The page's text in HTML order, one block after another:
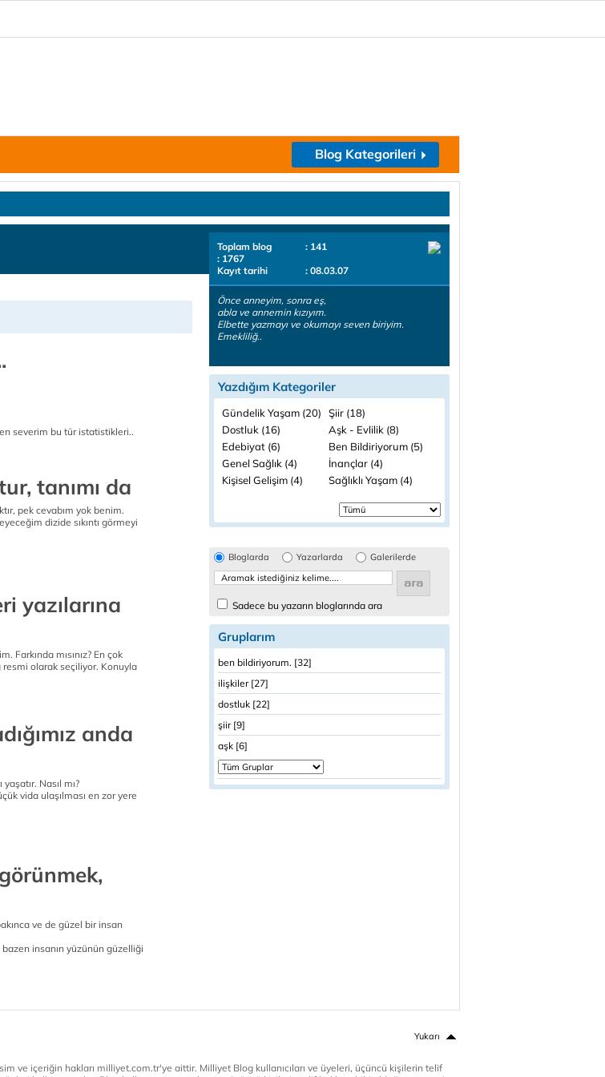
Blog Kategorileri
severim bu tür istatistikleri..
tanımı da
pek cevabım yok benim.
dizide sıkıntı görmeyi
yazılarına
Farkında mısınız? En çok
resmi olarak seçiliyor. Konuyla
anda
Nasıl mı?
vida ulaşılması en zor yere
ve de güzel bir insan
insanın yüzünün güzelliği
Toplam blog
: 141
: 1767
Kayıt tarihi
: 08.03.07
Önce anneyim, sonra eş,
abla ve annemin kızıyım.
Elbette yazmayı ve okumayı seven biriyim.
Emekliliğ..
Yazdığım Kategoriler
Gündelik Yaşam (20)
Şiir (18)
Dostluk (16)
Aşk - Evlilik (8)
Edebiyat (6)
Ben Bildiriyorum (5)
Genel Sağlık (4)
İnançlar (4)
Kişisel Gelişim (4)
Sağlıklı Yaşam (4)
Bloglarda Yazarlarda Galerilerde
Sadece bu yazarın bloglarında ara
Gruplarım
ben bildiriyorum. [32]
ilişkiler [27]
dostluk [22]
şiir [9]
aşk [6]
Yukarı
ve içeriğin hakları milliyet.com.tr'ye aittir. Milliyet Blog kullanıcıları ve üyeleri, üçüncü kişilerin telif